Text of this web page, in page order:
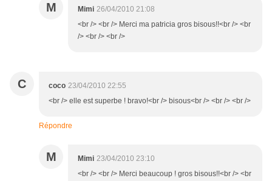
M Mimi 26/04/2010 21:08
<br /> <br /> Merci ma patricia gros bisous!!<br /> <br
/> <br /> <br />
C coco 23/04/2010 22:55
<br /> elle est superbe ! bravo!<br /> bisous<br /> <br /> <br />
Répondre
M Mimi 23/04/2010 23:10
<br /> <br /> Merci beaucoup ! gros bisous!!<br /> <br